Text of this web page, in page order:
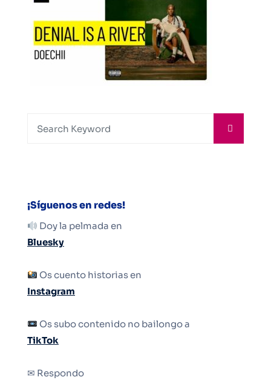
¡Síguenos en redes!
Doy la pelmada en
Bluesky
Os cuento historias en
Instagram
Os subo contenido no bailongo a
TikTok
✉ Respondo